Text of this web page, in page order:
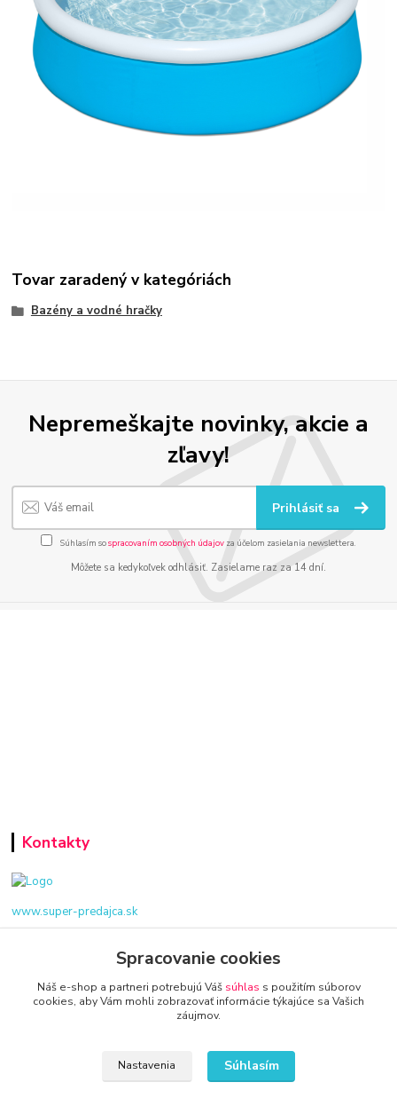
Tovar zaradený v kategóriách
Bazény a vodné hračky
Nepremeškajte novinky, akcie a
zľavy!
Prihlásiť sa
Súhlasím sospracovaním osobných údajov za účelom zasielania newslettera.
Môžete sa kedykoľvek odhlásiť. Zasielame raz za 14 dní.
Kontakty
www.super-predajca.sk
info@kamenik.sk
Spracovanie cookies
Náš e-shop a partneri potrebujú Váš súhlas s použitím súborov
cookies, aby Vám mohli zobrazovať informácie týkajúce sa Vašich
záujmov.
Nastavenia Súhlasím